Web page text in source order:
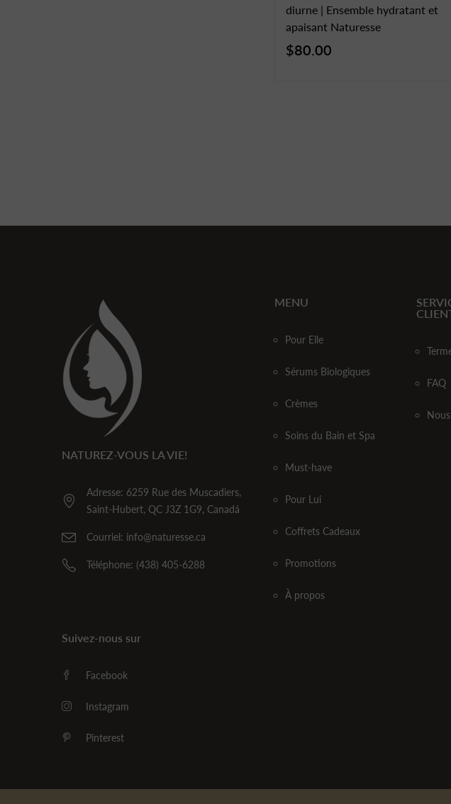
diurne | Ensemble hydratant et
apaisant Naturesse
$80.00
NATUREZ-VOUS LA VIE!
Adresse: 6259 Rue des Muscadiers,
Saint-Hubert, QC J3Z 1G9, Canadá
Courriel: info@naturesse.ca
Téléphone: (438) 405-6288
MENU
Pour Elle
Sérums Biologiques
Crèmes
Soins du Bain et Spa
Must-have
Pour Lui
Coffrets Cadeaux
Promotions
À propos
FAQ
Suivez-nous sur
Facebook
Instagram
Pinterest